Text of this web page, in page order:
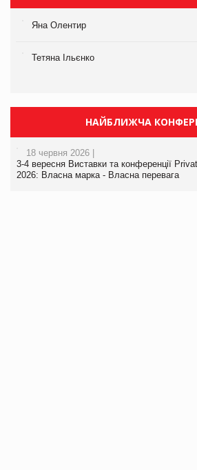
Яна Олентир
Тетяна Ільєнко
НАЙБЛИЖЧА
18 червня 2026 |
3-4 вересня Виставки та конференції
2026: Власна марка - Власна перевага